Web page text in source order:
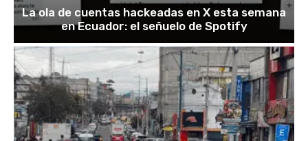
La ola de cuentas hackeadas en X esta semana
en Ecuador: el señuelo de Spotify